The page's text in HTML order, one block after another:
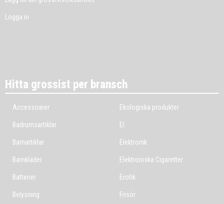
Logga in
Hitta grossist per bransch
Accessoarer
Badrumsartiklar
Barnartiklar
Barnkläder
Batterier
Belysning
Ekologiska produkter
El
Elektronik
Elektroniska Cigaretter
Erotik
Frisör